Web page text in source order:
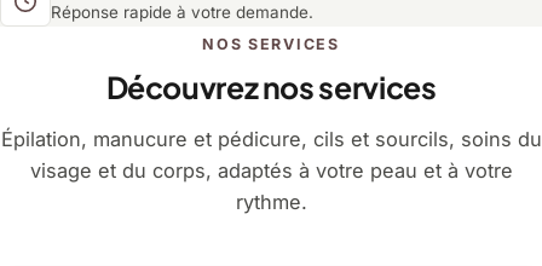
Réponse rapide à votre demande.
NOS SERVICES
Découvrez nos services
Épilation, manucure et pédicure, cils et sourcils, soins du
visage et du corps, adaptés à votre peau et à votre
rythme.